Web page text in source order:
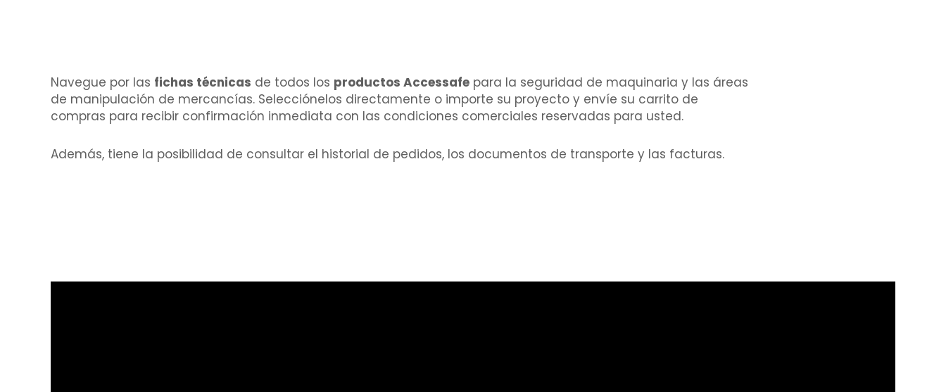
Navegue por las fichas técnicas de todos los productos Accessafe para la seguridad de maquinaria y las áreas
de manipulación de mercancías. Selecciónelos directamente o importe su proyecto y envíe su carrito de
compras para recibir confirmación inmediata con las condiciones comerciales reservadas para usted.
Además, tiene la posibilidad de consultar el historial de pedidos, los documentos de transporte y las facturas.